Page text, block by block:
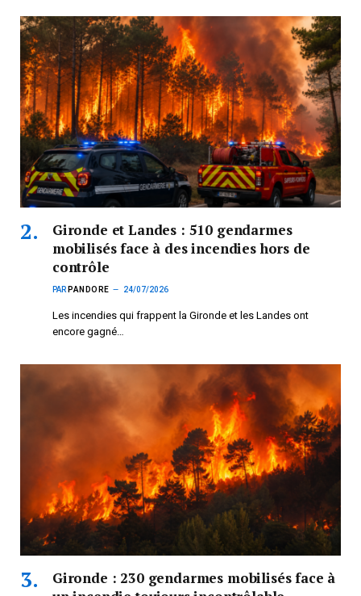
Gironde et Landes : 510 gendarmes
mobilisés face à des incendies hors de
contrôle
PAR PANDORE 24/07/2026
Les incendies qui frappent la Gironde et les Landes ont
encore gagné…
Gironde : 230 gendarmes mobilisés face à